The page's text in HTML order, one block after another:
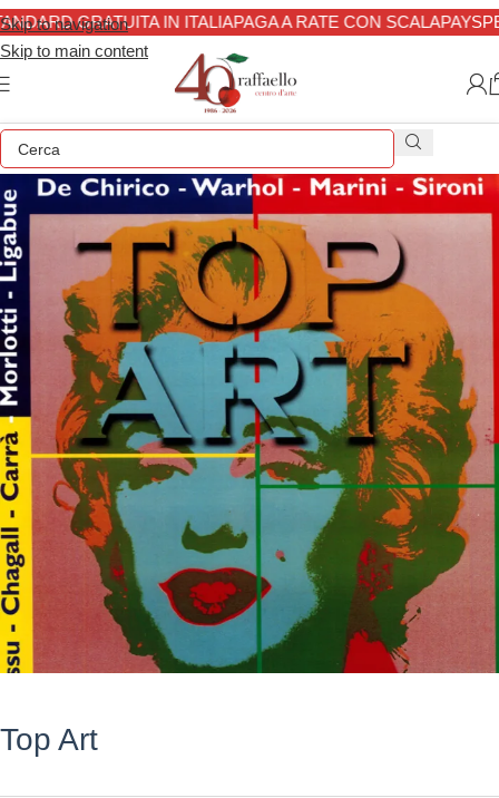
Skip to navigation
Skip to main content
GRATUITA IN ITALIAPAGA A RATE CON SCALAPAY
Top Art